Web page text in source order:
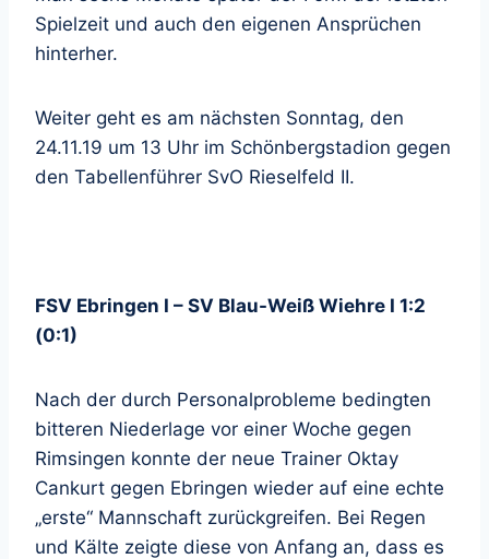
Spielzeit und auch den eigenen Ansprüchen
hinterher.
Weiter geht es am nächsten Sonntag, den
24.11.19 um 13 Uhr im Schönbergstadion gegen
den Tabellenführer SvO Rieselfeld II.
FSV Ebringen I – SV Blau-Weiß Wiehre I 1:2
(0:1)
Nach der durch Personalprobleme bedingten
bitteren Niederlage vor einer Woche gegen
Rimsingen konnte der neue Trainer Oktay
Cankurt gegen Ebringen wieder auf eine echte
„erste“ Mannschaft zurückgreifen. Bei Regen
und Kälte zeigte diese von Anfang an, dass es